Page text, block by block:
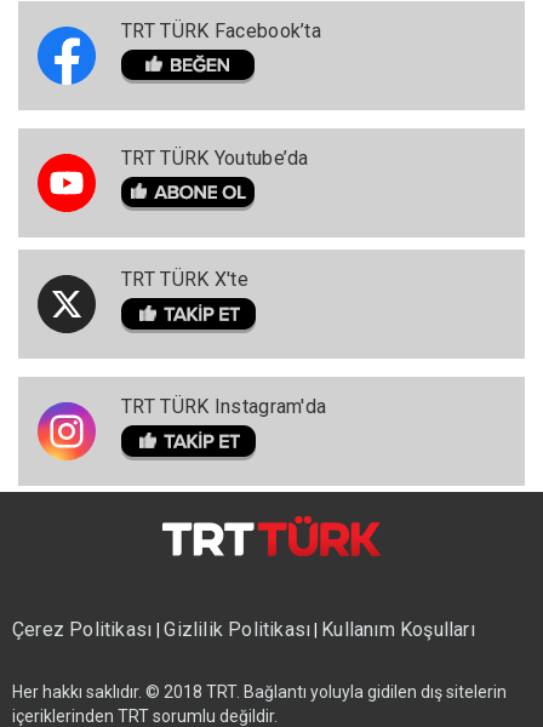
TRT TÜRK Facebook’ta
TRT TÜRK Youtube’da
TRT TÜRK X'te
TRT TÜRK Instagram'da
Çerez Politikası|Gizlilik Politikası| Kullanım Koşulları
Her hakkı saklıdır. © 2018 TRT. Bağlantı yoluyla gidilen dış sitelerin
içeriklerinden TRT sorumlu değildir.